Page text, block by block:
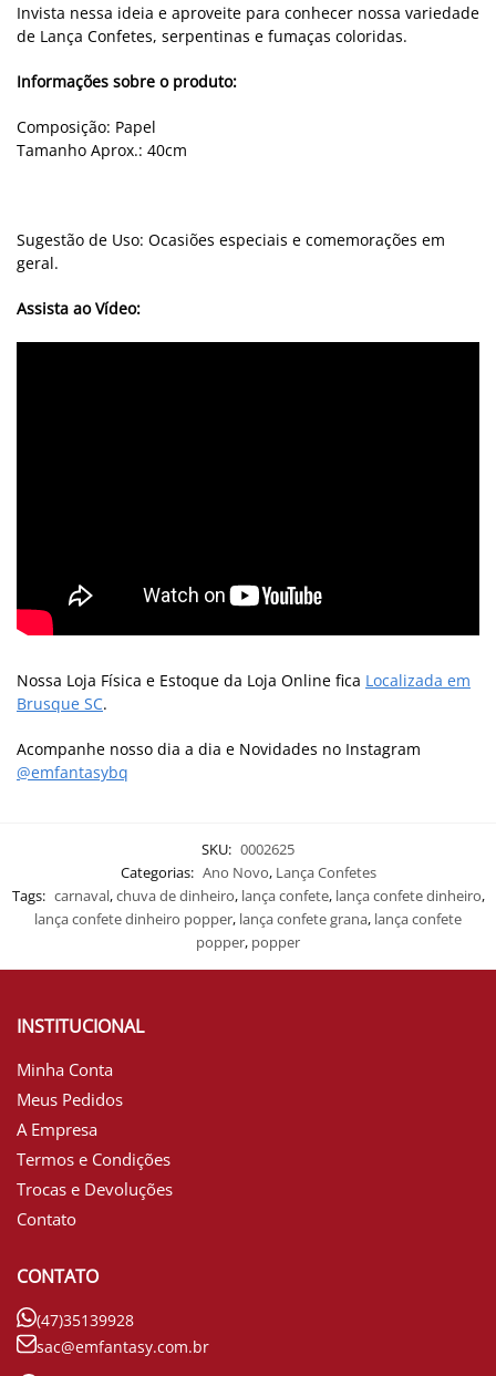
Invista nessa ideia e aproveite para conhecer nossa variedade
de Lança Confetes, serpentinas e fumaças coloridas.
Informações sobre o produto:
Composição: Papel
Tamanho Aprox.: 40cm
Sugestão de Uso: Ocasiões especiais e comemorações em
geral.
Assista ao Vídeo:
Nossa Loja Física e Estoque da Loja Online fica Localizada em
Brusque SC.
Acompanhe nosso dia a dia e Novidades no Instagram
@emfantasybq
SKU: 0002625
Categorias: Ano Novo, Lança Confetes
Tags: carnaval,chuva de dinheiro, lança confete, lança confete dinheiro,
lança confete dinheiro popper, lança confete grana, lança confete
popper, popper
INSTITUCIONAL
Minha Conta
Meus Pedidos
A Empresa
Termos e Condições
Trocas e Devoluções
Contato
CONTATO
(47)35139928
sac@emfantasy.com.br